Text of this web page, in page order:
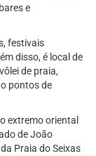
e
festivais
disso, é local de
de praia,
pontos de
extremo oriental
de João
Praia do Seixas